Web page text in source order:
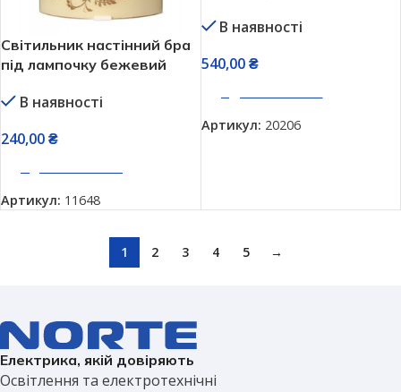
Світильник настінний бра
під лампочку бежевий
В наявності
240,00₴
Артикул: 11648
В наявності
540,00₴
Артикул: 20206
1 2 3 4 5 →
Електрика, якій довіряють
Освітлення та електротехнічні